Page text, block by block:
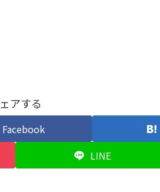
アする
Facebook
LINE